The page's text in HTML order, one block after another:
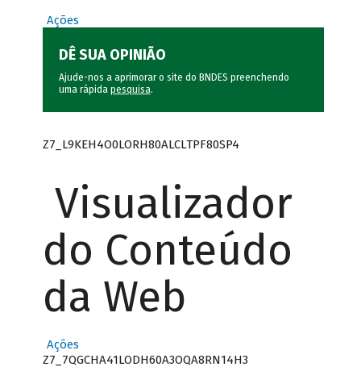
Ações
DÊ SUA OPINIÃO
Ajude-nos a aprimorar o site do BNDES preenchendo
uma rápida pesquisa.
Z7_L9KEH4O0LORH80ALCLTPF80SP4
Visualizador
do Conteúdo
da Web
Ações
Z7_7QGCHA41LODH60A3OQA8RN14H3